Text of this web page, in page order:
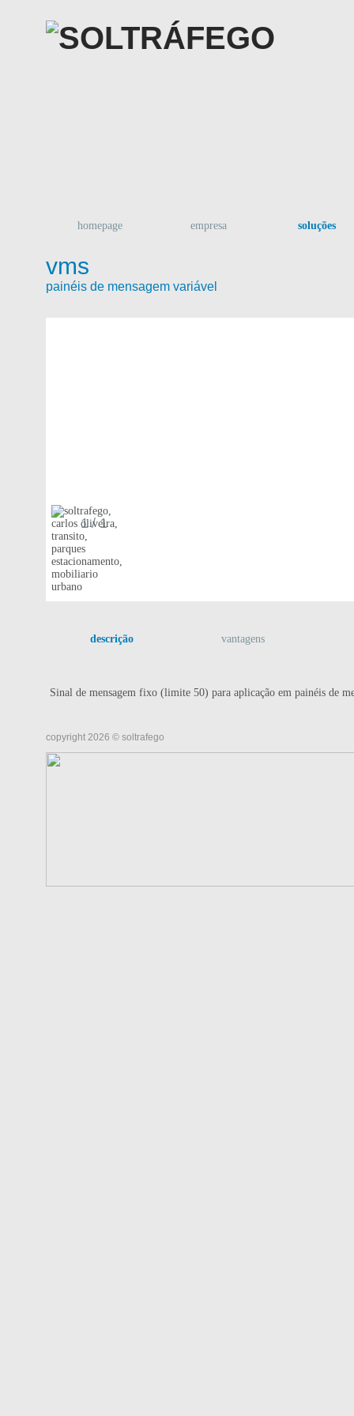
homepage empresa soluções
vms
painéis de mensagem variável
1 / 1
descrição vantagens
Sinal de mensagem fixo (limite 50) para aplicação em painéis de
copyright 2026 © soltrafego